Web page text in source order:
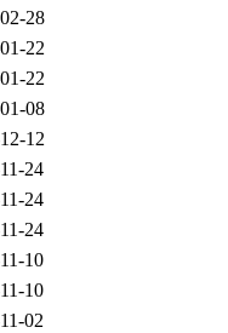
28
22
22
08
12
24
24
24
10
10
02